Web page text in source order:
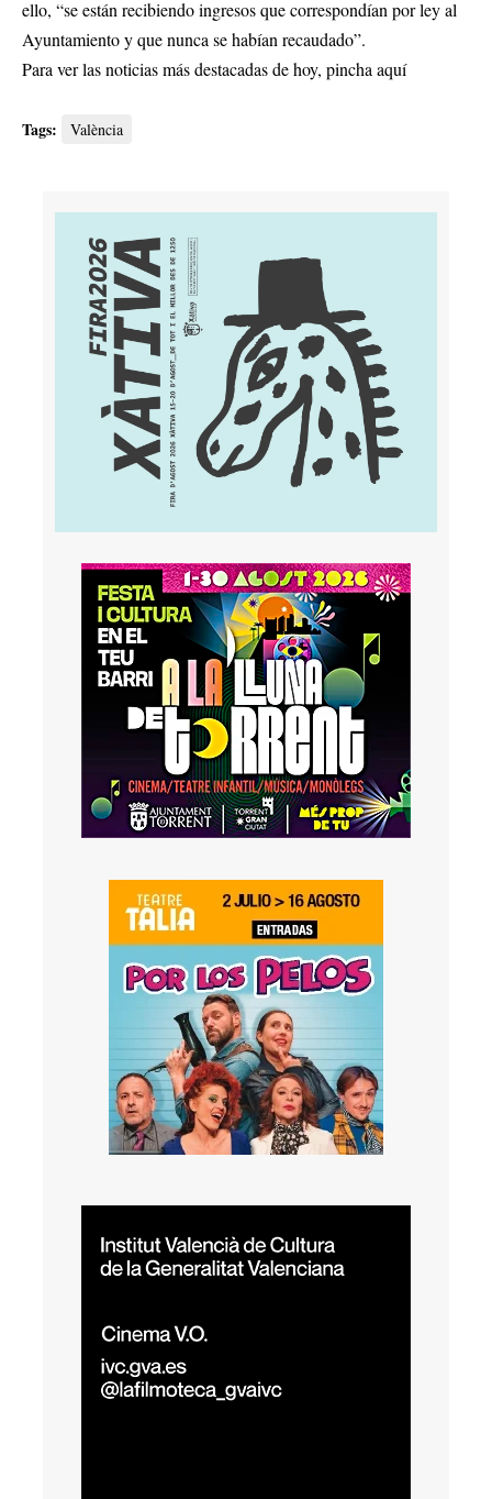
ello, “se están recibiendo ingresos que correspondían por ley al
Ayuntamiento y que nunca se habían recaudado”.
Para ver las noticias más destacadas de hoy, pincha aquí
Tags: València